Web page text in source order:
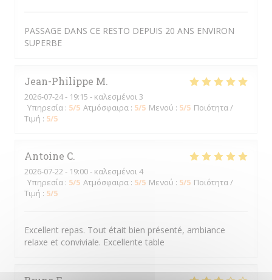
PASSAGE DANS CE RESTO DEPUIS 20 ANS ENVIRON
SUPERBE
Jean-Philippe M
2026-07-24- 19:15 - καλεσμένοι 3
Υπηρεσία : 5/5 Ατμόσφαιρα : 5/5 Μενού : 5/5 Ποιότητα /
Τιμή : 5/5
Antoine C
2026-07-22 - 19:00 - καλεσμένοι 4
Υπηρεσία : 5/5 Ατμόσφαιρα : 5/5 Μενού : 5/5 Ποιότητα /
Τιμή : 5/5
Excellent repas. Tout était bien présenté, ambiance
relaxe et conviviale. Excellente table